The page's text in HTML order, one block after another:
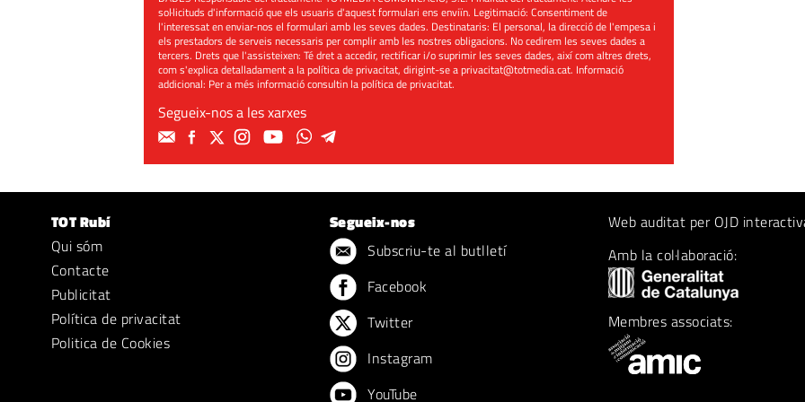
sol·licituds d'informació que els usuaris d'aquest formulari ens enviïn. Legitimació: Consentiment de
l'interessat en enviar-nos el formulari amb les seves dades. Destinataris: El personal, la direcció de l'empesa i
els prestadors de serveis necessaris per complir amb les nostres obligacions. No cedirem les seves dades a
tercers. Drets que l'assisteixen: Té dret a accedir, rectificar i/o suprimir les seves dades, així com altres drets,
com s'explica detalladament a la política de privacitat, dirigint-se aprivacitat@totmedia.cat. Informació
addicional: Per a més informació consultin lapolítica de privacitat.
Segueix-nos a les xarxes
TOT Rubí
Qui sóm
Contacte
Publicitat
Política de privacitat
Politica de Cookies
Segueix-nos
Subscriu-te al butlletí
Facebook
Twitter
Instagram
YouTube
Web auditat per OJD
Amb la col·laboració:
Membres associats: